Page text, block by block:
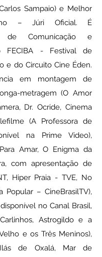
Sampaio) e Melhor
– Júri Oficial. É
de Comunicação e
FECIBA - Festival de
e do Circuito Cine Éden.
em montagem de
metragem (O Amor
Dr. Ocride, Cinema
(A Professora de
na Prime Video),
Amar, O Enigma da
com apresentação de
Hiper Praia - TVE, No
Popular – CineBrasilTV),
no Canal Brasil,
Astrogildo e a
e os Três Meninos),
de Oxalá, Mar de